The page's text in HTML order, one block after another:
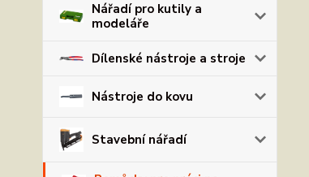
Nářadí pro kutily a
modeláře
Dílenské nástroje a stroje
Nástroje do kovu
Stavební nářadí